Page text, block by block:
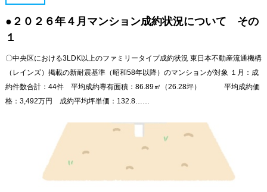
●２０２６年４月マンション成約状況について その
１
〇中央区における3LDK以上のファミリータイプ成約状況 東日本不動産流通機構
（レインズ）掲載の新耐震基準（昭和58年以降）のマンションが対象 １月：成
約件数合計：44件 平均成約専有面積：86.89㎡（26.28坪） 平均成約価
格：3,492万円 成約平均坪単価：132.8……